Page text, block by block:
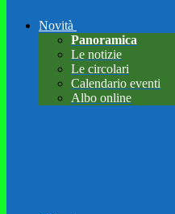
Novità
Panoramica
Le notizie
Le circolari
Calendario eventi
Albo online